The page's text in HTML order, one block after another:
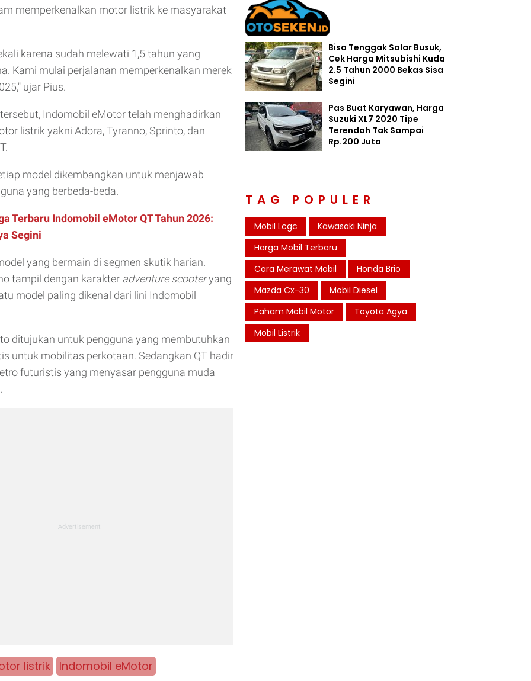
memperkenalkan motor listrik ke masyarakat
karena sudah melewati 1,5 tahun yang
Kami mulai perjalanan memperkenalkan merek
ujar Pius.
Indomobil eMotor telah menghadirkan
listrik yakni Adora, Tyranno, Sprinto, dan
model dikembangkan untuk menjawab
yang berbeda-beda.
Terbaru Indomobil eMotor QT Tahun 2026:
Segini
yang bermain di segmen skutik harian.
tampil dengan karakter adventure scooteryang
model paling dikenal dari lini Indomobil
ditujukan untuk pengguna yang membutuhkan
untuk mobilitas perkotaan. Sedangkan QT hadir
futuristis yang menyasar pengguna muda
listrik Indomobil eMotor
Bisa Tenggak Solar Busuk,
Cek Harga Mitsubishi Kuda
2.5 Tahun 2000 Bekas Sisa
Segini
Pas Buat Karyawan, Harga
Suzuki XL7 2020 Tipe
Terendah Tak Sampai
Rp.200 Juta
TAG POPULER
Mobil Lcgc
Kawasaki Ninja
Harga Mobil Terbaru
Cara Merawat Mobil
Honda Brio
Mazda Cx-30
Mobil Diesel
Paham Mobil Motor
Toyota Agya
Mobil Listrik